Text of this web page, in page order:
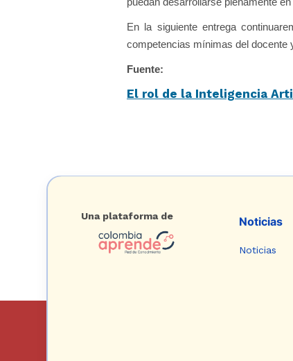
En la siguiente entrega
competencias mínimas del docente
Fuente:
El rol de la Inteligencia
Una plataforma de Noticias
Noticias